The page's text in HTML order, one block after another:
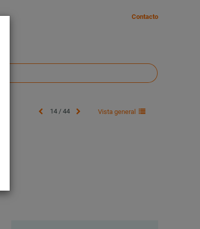
Contacto
14 / 44 Vista general